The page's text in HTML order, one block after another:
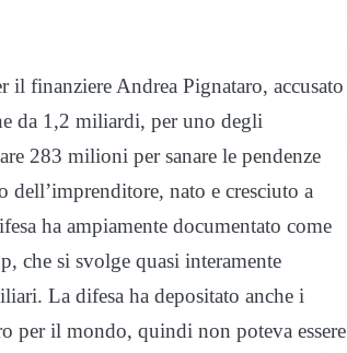
il finanziere Andrea Pignataro, accusato
da 1,2 miliardi, per uno degli
283 milioni per sanare le pendenze
dell’imprenditore, nato e cresciuto a
ha ampiamente documentato come
che si svolge quasi interamente
La difesa ha depositato anche i
per il mondo, quindi non poteva essere